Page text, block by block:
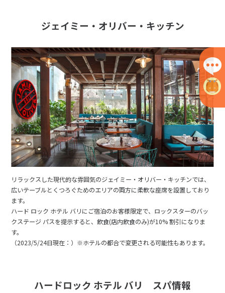
ジェイミー・オリバー・キッチン
リラックスした現代的な雰囲気のジェイミー・オリバー・キッチンでは、
広いテーブルとくつろぐためのエリアの両方に柔軟な座席を設置しており
ます。
ハード ロック ホテル バリにご宿泊のお客様限定で、ロックスターのバッ
クステージ パスを提示すると、飲食(店内飲食のみ)が10% 割引になりま
す。
（2023/5/24日現在：）※ホテルの都合で変更される可能性もあります。
ハードロック ホテル バリ スパ情報